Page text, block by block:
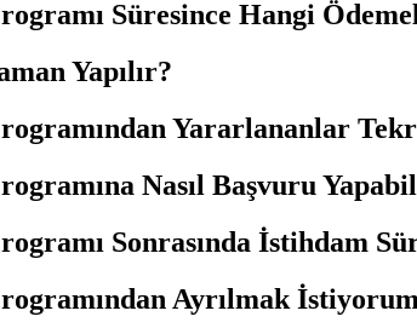
Süresince Hangi
Yapılır?
Yararlananlar
Nasıl Başvuru
Sonrasında İstihdam
Ayrılmak